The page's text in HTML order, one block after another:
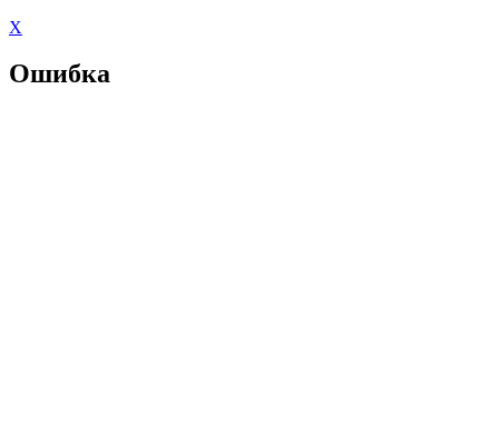
X
Ошибка